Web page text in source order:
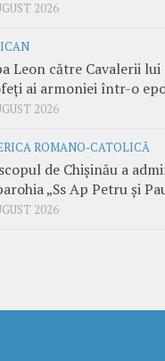
2026
Leon către Cavalerii
ai armoniei într-o
2026
ROMANO-CATOLICĂ
de Chișinău a
„Ss Ap Petru și
2026